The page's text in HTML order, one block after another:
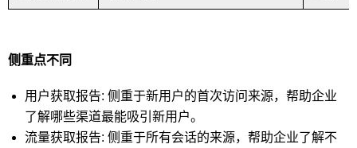
侧重点不同
用户获取报告: 侧重于新用户的首次访问来源，帮助企业
了解哪些渠道最能吸引新用户。
流量获取报告: 侧重于所有会话的来源，帮助企业了解不